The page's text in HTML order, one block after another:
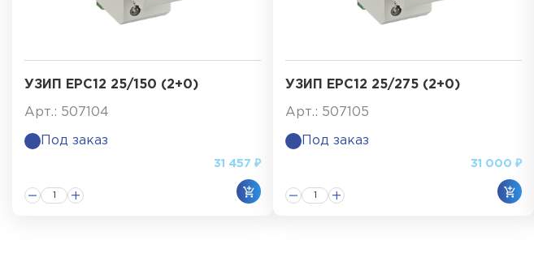
УЗИП ЕРС12 25/150 (2+0)
Арт.: 507104
Под заказ
31 457 ₽
УЗИП ЕРС12 25/275 (2+0)
Арт.: 507105
Под заказ
31 000 ₽